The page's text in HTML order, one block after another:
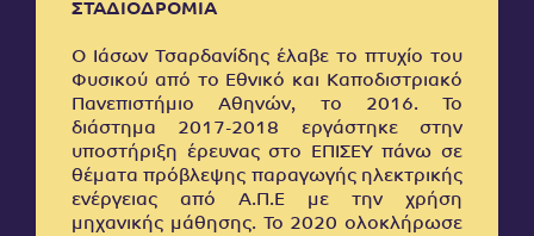
ΣΤΑΔΙΟΔΡΟΜΙΑ
Ο Ιάσων Τσαρδανίδης έλαβε το πτυχίο του
Φυσικού από το Εθνικό και Καποδιστριακό
Πανεπιστήμιο Αθηνών, το 2016. Το
διάστημα 2017-2018 εργάστηκε στην
υποστήριξη έρευνας στο ΕΠΙΣΕΥ πάνω σε
θέματα πρόβλεψης παραγωγής ηλεκτρικής
ενέργειας από Α.Π.Ε με την χρήση
μηχανικής μάθησης. Το 2020 ολοκλήρωσε